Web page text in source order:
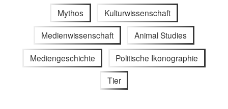
Mythos Kulturwissenschaft
Medienwissenschaft Animal Studies
Mediengeschichte Politische Ikonographie
Tier